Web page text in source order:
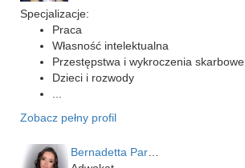
Specjalizacje:
Praca
Własność intelektualna
Przestępstwa i wykroczenia skarbowe
Dzieci i rozwody
Zobacz pełny profil